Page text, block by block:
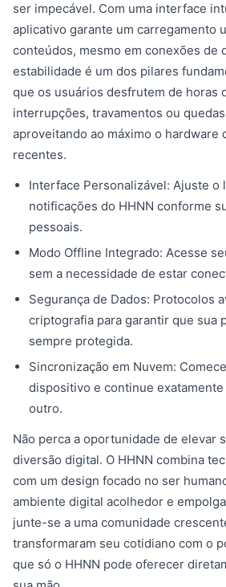
ser impecável. Com uma interface
aplicativo garante um carregamento
conteúdos, mesmo em conexões de
estabilidade é um dos pilares
que os usuários desfrutem de horas
interrupções, travamentos ou
aproveitando ao máximo o hardware
recentes.
Interface Personalizável: Ajuste o
notificações do HHNN conforme
pessoais.
Modo Offline Integrado: Acesse
sem a necessidade de estar
Segurança de Dados: Protocolos
criptografia para garantir que sua
sempre protegida.
Sincronização em Nuvem:
dispositivo e continue
outro.
Não perca a oportunidade de elevar
diversão digital. O HHNN combina
com um design focado no ser
ambiente digital acolhedor e
junte-se a uma comunidade
transformaram seu cotidiano com o
que só o HHNN pode oferecer